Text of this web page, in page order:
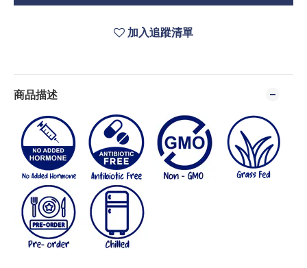
加入追蹤清單
商品描述